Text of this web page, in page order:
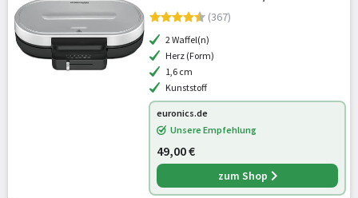
(367)
2 Waffel(n)
Herz (Form)
1,6 cm
Kunststoff
euronics.de
Unsere Empfehlung
49,00 €
zum Shop